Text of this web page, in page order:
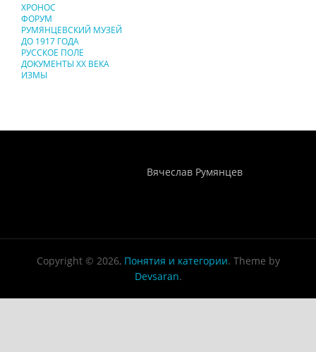
ХРОНОС
ФОРУМ
РУМЯНЦЕВСКИЙ МУЗЕЙ
ДО 1917 ГОДА
РУССКОЕ ПОЛЕ
ДОКУМЕНТЫ XX ВЕКА
ИЗМЫ
Вячеслав Румянцев
Copyright © 2026, Понятия и категории. Theme by
Devsaran.